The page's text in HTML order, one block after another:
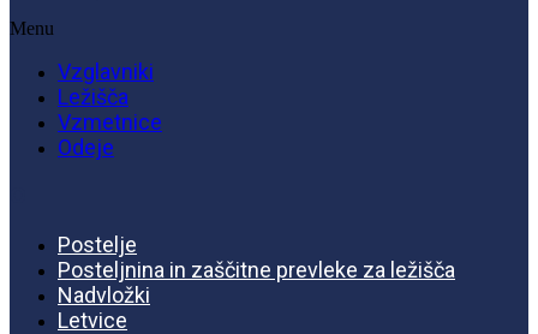
Menu
Vzglavniki
Ležišča
Vzmetnice
Odeje
Postelje
Posteljnina in zaščitne prevleke za ležišča
Nadvložki
Letvice